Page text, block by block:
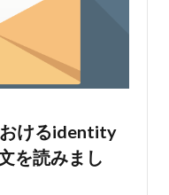
けるidentity
を読みまし